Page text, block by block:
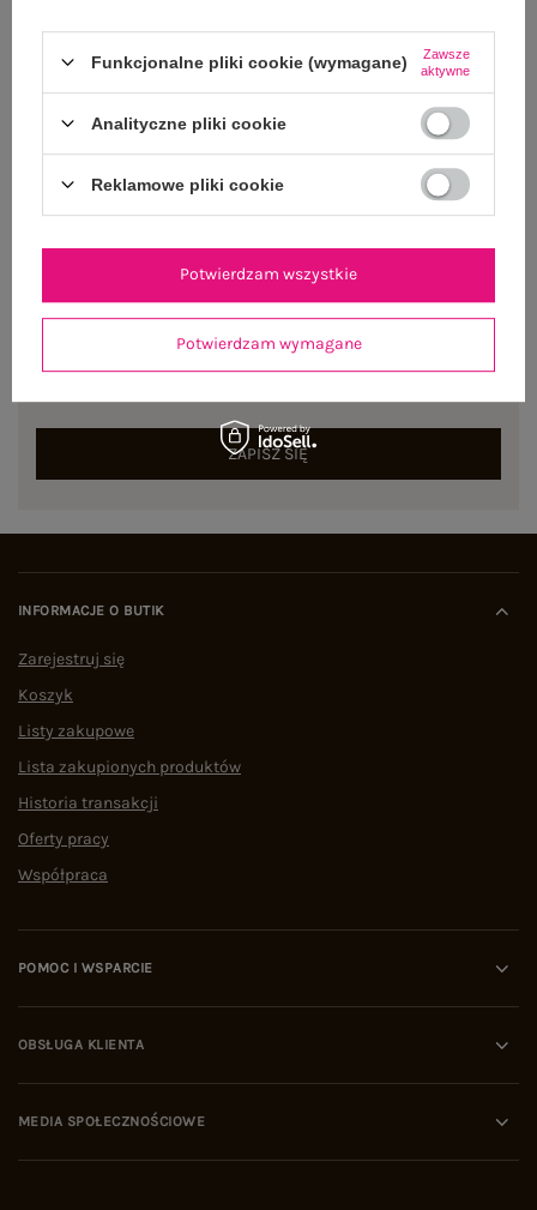
biust 93 cm, talia 66 cm, biodra 93 cm
Rozmiar: 36
Dostępny
NEWSLETTER
Zapisz się do naszego newslettera i otrzymaj 15% zniżki na
pierwsze zamówienie
ZAPISZ SIĘ
INFORMACJE O BUTIK
Zarejestruj się
Koszyk
Listy zakupowe
Lista zakupionych produktów
Historia transakcji
Oferty pracy
Współpraca
POMOC I WSPARCIE
OBSŁUGA KLIENTA
MEDIA SPOŁECZNOŚCIOWE
Funkcjonalne pliki cookie (wymagane)
Zawsze
aktywne
Analityczne pliki cookie
Reklamowe pliki cookie
Potwierdzam wymagane
Potwierdzam wszystkie